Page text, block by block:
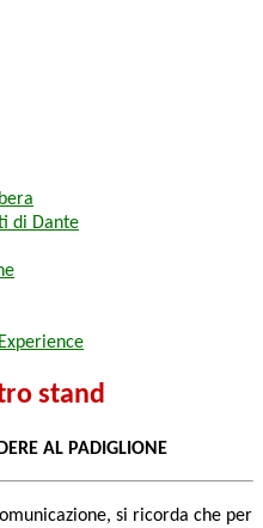
di Dante
stand
AL PADIGLIONE
si ricorda che per